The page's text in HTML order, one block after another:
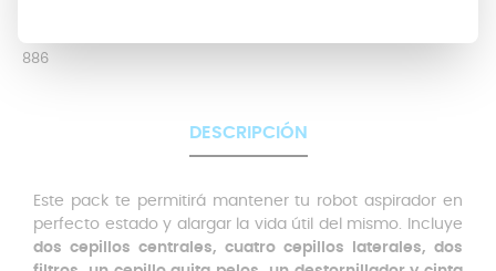
886
DESCRIPCIÓN
Este pack te permitirá mantener tu robot aspirador en
perfecto estado y alargar la vida útil del mismo. Incluye
dos cepillos centrales, cuatro cepillos laterales, dos